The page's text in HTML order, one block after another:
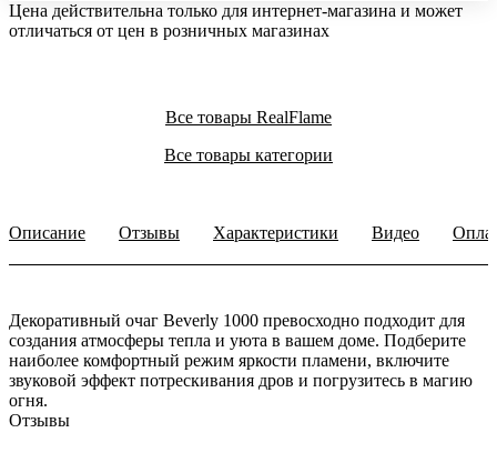
Цена действительна только для интернет-магазина и может
отличаться от цен в розничных магазинах
Все товары RealFlame
Все товары категории
Описание Отзывы Характеристики Видео
Декоративный очаг Beverly 1000 превосходно подходит для
создания атмосферы тепла и уюта в вашем доме. Подберите
наиболее комфортный режим яркости пламени, включите
звуковой эффект потрескивания дров и погрузитесь в магию
огня.
Отзывы